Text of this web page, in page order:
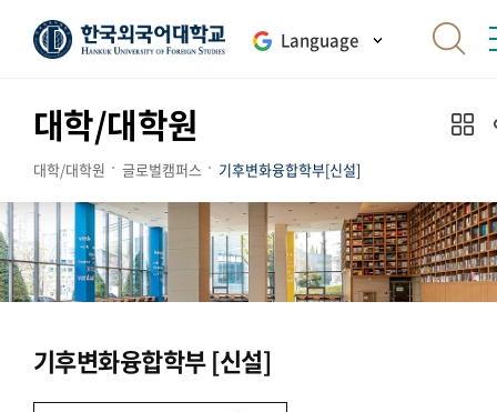
Language
대학/대학원
대학/대학원 글로벌캠퍼스 기후변화융합학부[신설]
기후변화융합학부 [신설]